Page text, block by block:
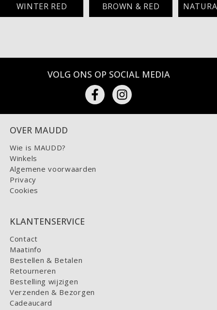
WINTER RED BROWN & RED
VOLG ONS OP SOCIAL MEDIA
OVER MAUDD
Wie is MAUDD?
Winkels
Algemene voorwaarden
Privacy
Cookies
KLANTENSERVICE
Contact
Maatinfo
Bestellen & Betalen
Retourneren
Bestelling wijzigen
Verzenden & Bezorgen
Cadeaucard